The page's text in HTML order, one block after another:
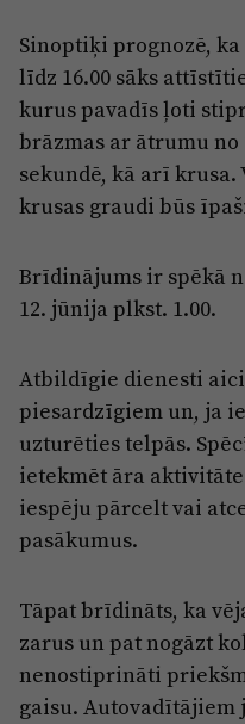
Sinoptiķi prognozē,
līdz 16.00 sāks
kurus pavadīs ļoti
brāzmas ar ātrumu
sekundē, kā arī krusa.
krusas graudi būs
Brīdinājums ir spēkā
12. jūnija plkst. 1.00.
Atbildīgie dienesti
piesardzīgiem un, ja
uzturēties telpās.
ietekmēt āra
iespēju pārcelt vai
pasākumus.
Tāpat brīdināts, ka
zarus un pat nogāzt
nenostiprināti
gaisu. Autovadītājiem